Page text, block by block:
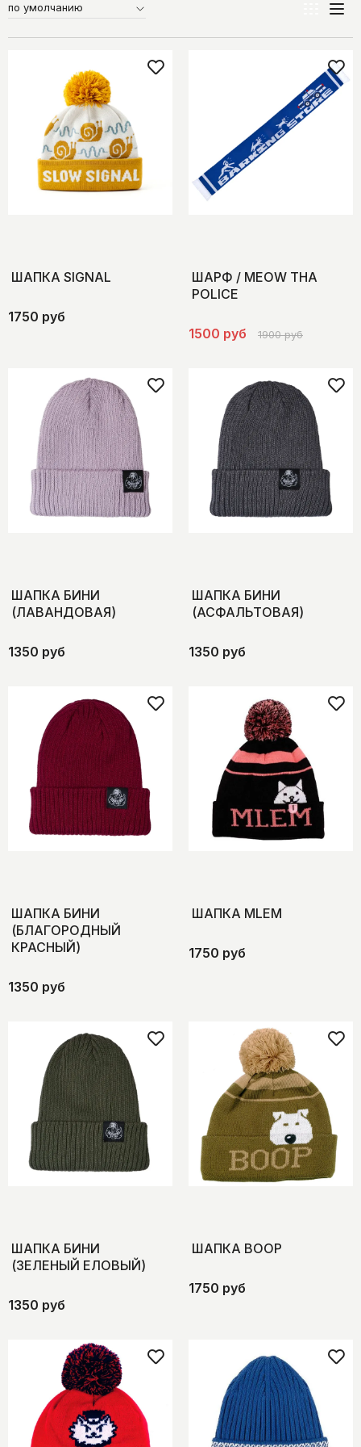
ШАПКА SIGNAL
1750 руб
ШАРФ / MEOW THA
POLICE
1500 руб 1900 руб
ШАПКА БИНИ
(ЛАВАНДОВАЯ)
1350 руб
ШАПКА БИНИ
(АСФАЛЬТОВАЯ)
1350 руб
ШАПКА БИНИ
(БЛАГОРОДНЫЙ
КРАСНЫЙ)
1350 руб
ШАПКА MLEM
1750 руб
ШАПКА БИНИ
(ЗЕЛЕНЫЙ ЕЛОВЫЙ)
1350 руб
ШАПКА BOOP
1750 руб